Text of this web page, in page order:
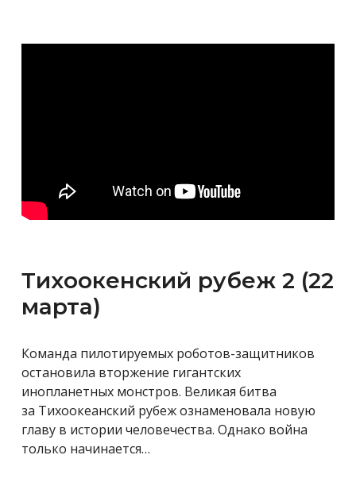
Тихоокенский рубеж 2 (22
марта)
Команда пилотируемых роботов-защитников
остановила вторжение гигантских
инопланетных монстров. Великая битва
за Тихоокеанский рубеж ознаменовала новую
главу в истории человечества. Однако война
только начинается…